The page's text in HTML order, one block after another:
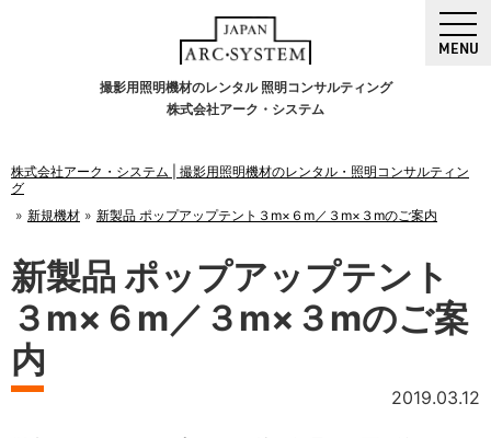
撮影用照明機材のレンタル 照明コンサルティング
株式会社アーク・システム
MENU
株式会社アーク・システム | 撮影用照明機材のレンタル・照明コンサルティン
グ
新規機材
新製品 ポップアップテント３m×６m／３m×３mのご案内
新製品 ポップアップテント
３m×６m／３m×３mのご案
内
2019.03.12